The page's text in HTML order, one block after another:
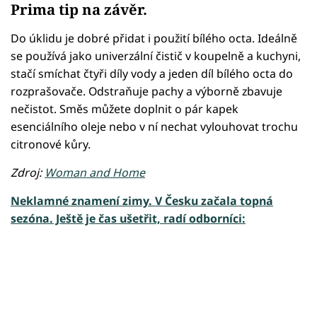
Prima tip na závěr.
Do úklidu je dobré přidat i použití bílého octa. Ideálně
se používá jako univerzální čistič v koupelně a kuchyni,
stačí smíchat čtyři díly vody a jeden díl bílého octa do
rozprašovače. Odstraňuje pachy a výborně zbavuje
nečistot. Směs můžete doplnit o pár kapek
esenciálního oleje nebo v ní nechat vylouhovat trochu
citronové kůry.
Zdroj: Woman and Home
Neklamné znamení zimy. V Česku začala topná
sezóna. Ještě je čas ušetřit, radí odborníci: